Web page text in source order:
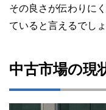
その良さが伝わりに
ていると言えるでしょ
中古市場の現